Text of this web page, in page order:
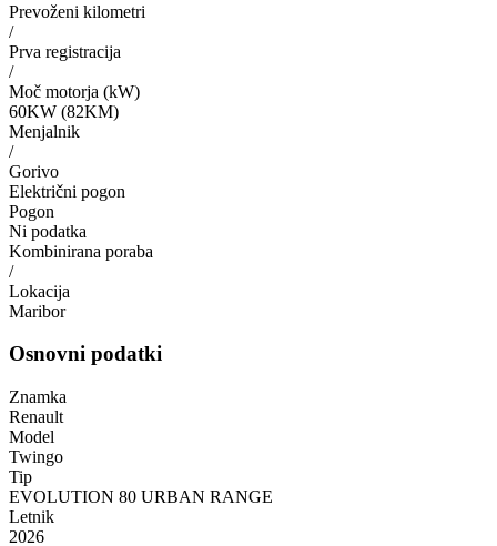
Prevoženi kilometri
/
Prva registracija
/
Moč motorja (kW)
60KW (82KM)
Menjalnik
/
Gorivo
Električni pogon
Pogon
Ni podatka
Kombinirana poraba
/
Lokacija
Maribor
Osnovni podatki
Znamka
Renault
Model
Twingo
Tip
EVOLUTION 80 URBAN RANGE
Letnik
2026